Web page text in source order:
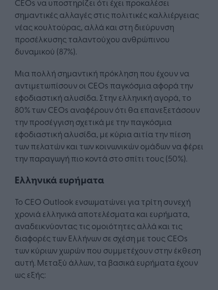
CEOs να υποστηρίζει ότι έχει προκαλέσει
σημαντικές αλλαγές στις πολιτικές καλλιέργειας
νέας κουλτούρας, αλλά και στη διεύρυνση
προσέλκυσης ταλαντούχου ανθρώπινου
δυναμικού (87%).
Μια πολλή σημαντική πρόκληση που έχουν να
αντιμετωπίσουν οι CEOs παγκόσμια αφορά την
εφοδιαστική αλυσίδα. Στην ελληνική αγορά, το
80% των CEOs αναφέρουν ότι θα επανεξετάσουν
την προσέγγιση σχετικά με την παγκόσμια
εφοδιαστική αλυσίδα, με κύρια αιτία την πίεση
των πελατών και των κοινωνικών ομάδων να φέρει
την παραγωγή πιο κοντά στο σπίτι τους (50%).
Ελληνικά ευρήματα
Το CEO Outlook ενσωματώνει για τρίτη συνεχή
χρονιά ελληνικά αποτελέσματα και ευρήματα,
αναδεικνύοντας τις ομοιότητες αλλά και τις
διαφορές των Ελλήνων σε σχέση με τους CEOs
των κύριων χωρών που συμμετέχουν στην έκθεση
αυτή. Μεταξύ άλλων, τα βασικά ευρήματα έχουν
ως εξής: